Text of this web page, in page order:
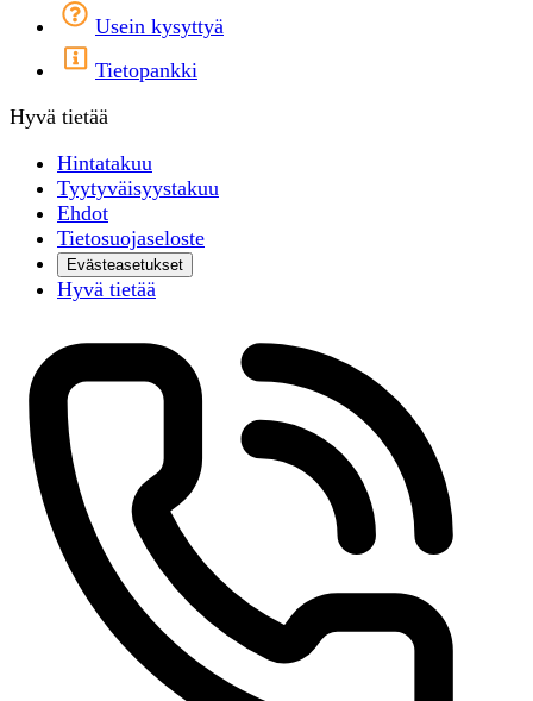
Usein kysyttyä
Tietopankki
Hyvä tietää
Hintatakuu
Tyytyväisyystakuu
Ehdot
Tietosuojaseloste
Evästeasetukset
Hyvä tietää